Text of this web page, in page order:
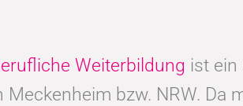
Weiterbildung ist
Meckenheim bzw. NRW. Da